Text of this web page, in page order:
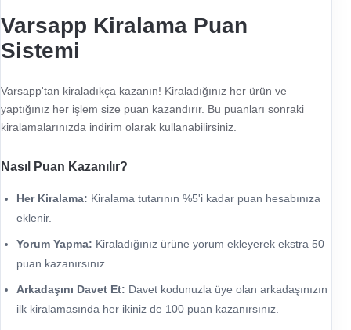
Varsapp Kiralama Puan
Sistemi
Varsapp'tan kiraladıkça kazanın! Kiraladığınız her ürün ve
yaptığınız her işlem size puan kazandırır. Bu puanları sonraki
kiralamalarınızda indirim olarak kullanabilirsiniz.
Nasıl Puan Kazanılır?
Her Kiralama: Kiralama tutarının %5'i kadar puan hesabınıza
eklenir.
Yorum Yapma: Kiraladığınız ürüne yorum ekleyerek ekstra 50
puan kazanırsınız.
Arkadaşını Davet Et: Davet kodunuzla üye olan arkadaşınızın
ilk kiralamasında her ikiniz de 100 puan kazanırsınız.